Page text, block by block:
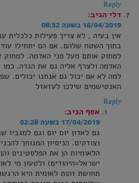
Reply
דלי הגיב:
16/04/2019 בשעה 08:32
אין בעיה , לא צריך פעילות כלכלית
בתוך השטח שלהם. אם הם יתחילו
למחוק אותם מעל פני האדמה. למחוק
האדמה ולצרף אליה גם את הגדה.
למה לא אם יכול גם אנחנו יכולים.
האנטישמים שילכו לעזאזל
Reply
אסף הגיב:
17/04/2019 בשעה 02:28
גם לאדון יום יום וגם למגביו
וצודקים. הניסיון המגוחך
הלאומיות הן את הפלסטינים
ישראל=היהודים) ולטעון מי
תחושת זהות לאומית היא